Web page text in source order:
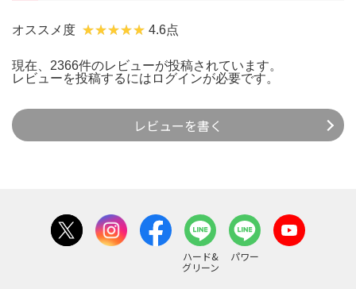
オススメ度 4.6点
現在、2366件のレビューが投稿されています。
レビューを投稿するには ログインが必要です。
レビューを書く
ハード&
グリーン
パワー